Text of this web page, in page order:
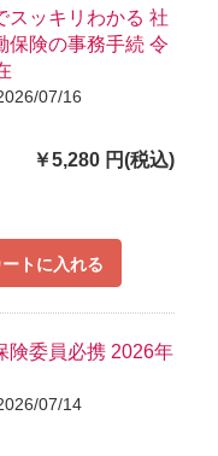
スッキリわかる 社
保険の事務手続 令
07/16
￥5,280 円(税込)
ートに入れる
険委員必携 2026年
07/14